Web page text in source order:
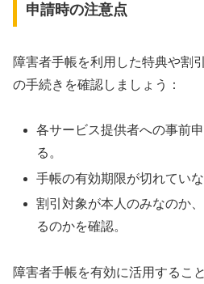
申請時の注意点
障害者手帳を利用した特典や割
の手続きを確認しましょう：
各サービス提供者への事前
る。
手帳の有効期限が切れていな
割引対象が本人のみなのか
るのかを確認。
障害者手帳を有効に活用するこ